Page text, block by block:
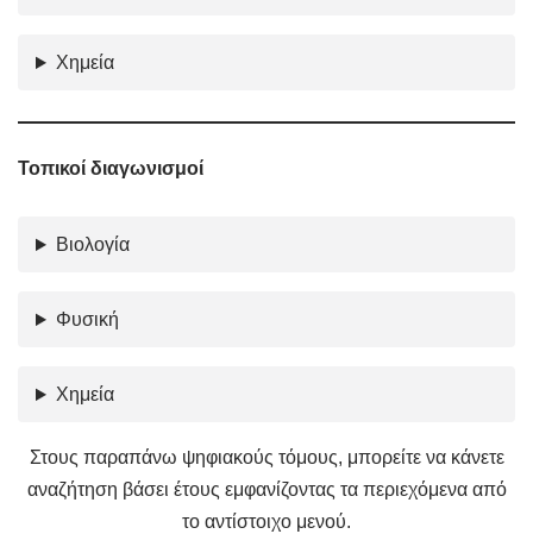
Χημεία
Τοπικοί διαγωνισμοί
Βιολογία
Φυσική
Χημεία
Στους παραπάνω ψηφιακούς τόμους, μπορείτε να κάνετε
αναζήτηση βάσει έτους εμφανίζοντας τα περιεχόμενα από
το αντίστοιχο μενού.